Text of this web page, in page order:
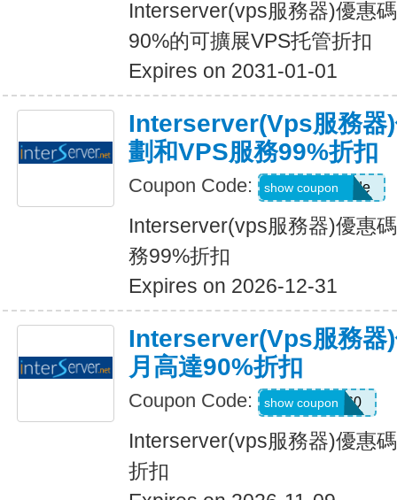
Interserver(vps服務器)優惠
90%的可擴展VPS托管折扣
Expires on 2031-01-01
Interserver(vps服務器
劃和VPS服務99%折扣
Coupon Code: newpromocode
show coupon
Interserver(vps服務器)優惠
務99%折扣
Expires on 2026-12-31
Interserver(vps服務器
月高達90%折扣
Coupon Code: DEAL60
show coupon
Interserver(vps服務器)優惠
折扣